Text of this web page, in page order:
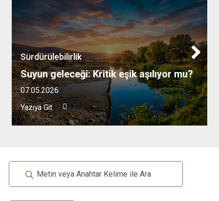
Sürdürülebilirlik
Suyun geleceği: Kritik eşik aşılıyor mu?
07.05.2026
Yazıya Git